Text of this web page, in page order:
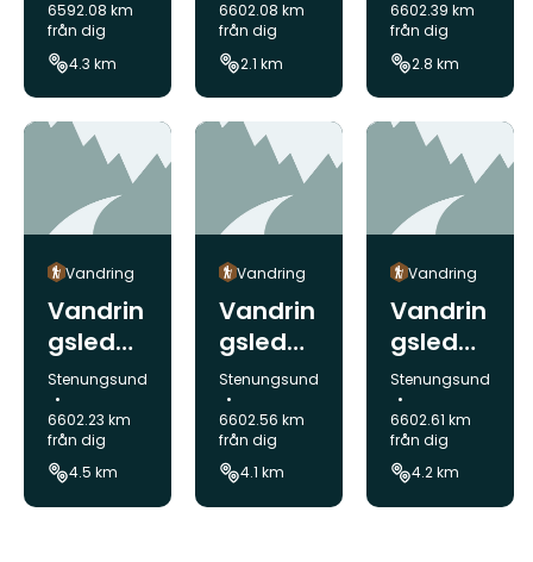
6592.08 km
från dig
4.3 km
Grön
6602.08 km
från dig
2.1 km
Röd
Söder
6602.39 km
från dig
2.8 km
Vandring
Vandrin
gsled
Bottens
tugan
Röd
Norr
Kommun:
Stenungsund
6602.23 km
från dig
4.5 km
Vandring
Vandrin
gsled
Bottens
tugan
Gul
Kommun:
Stenungsund
6602.56 km
från dig
4.1 km
Vandring
Vandrin
gsled
Bottens
tugan
Blå
Kommun:
Stenungsund
6602.61 km
från dig
4.2 km